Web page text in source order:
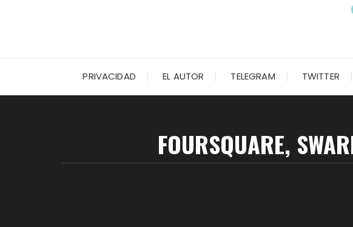
PRIVACIDAD EL AUTOR TELEGRAM TWITTER
FOURSQUARE,